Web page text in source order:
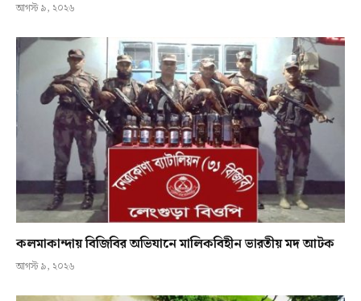
আগস্ট ৯, ২০২৬
কলমাকান্দায় বিজিবির অভিযানে মালিকবিহীন ভারতীয় মদ আটক
আগস্ট ৯, ২০২৬